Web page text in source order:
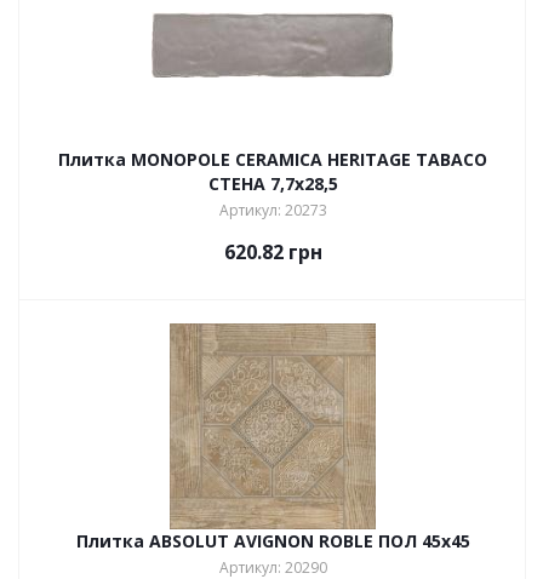
Плитка MONOPOLE CERAMICA HERITAGE TABACO
СТЕНА 7,7х28,5
Артикул: 20273
620.82грн
Плитка ABSOLUT AVIGNON ROBLE ПОЛ 45х45
Артикул: 20290